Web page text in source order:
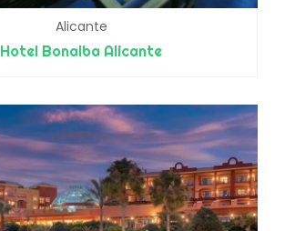
Alicante
Hotel Bonalba Alicante